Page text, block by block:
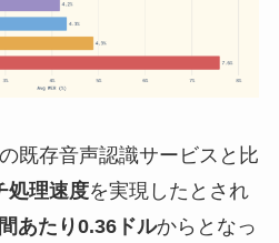
既存音声認識サービスと比
処理速度を実現したとされ
あたり0.36ドルからとなっ